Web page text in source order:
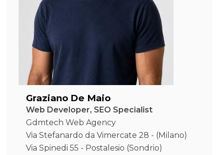
Graziano De Maio
Web Developer, SEO Specialist
Gdmtech Web Agency
Via Stefanardo da Vimercate 28 - (Milano)
Via Spinedi 55 - Postalesio (Sondrio)